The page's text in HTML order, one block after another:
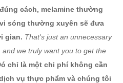
cách, melamine thường
sóng thường xuyên sẽ đưa
gian. That's just an unnecessary
we truly want you to get the
chỉ là một chi phí không cần
vụ thực phẩm và chúng tôi